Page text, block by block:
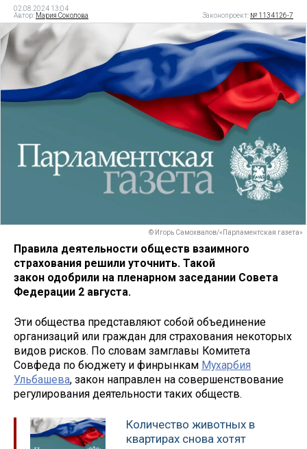
02.08.2024 13:04
Автор: Мария Соколова Законопроект: № 1134126-7
© Игорь Самохвалов/«Парламентская газета»
Правила деятельности обществ взаимного
страхования решили уточнить. Такой
закон одобрили на пленарном заседании Совета
Федерации 2 августа.
Эти общества представляют собой объединение
организаций или граждан для страхования некоторых
видов рисков. По словам замглавы Комитета
Совфеда по бюджету и финрынкам Мухарбия
Ульбашева, закон направлен на совершенствование
регулирования деятельности таких обществ.
Количество животных в
квартирах снова хотят